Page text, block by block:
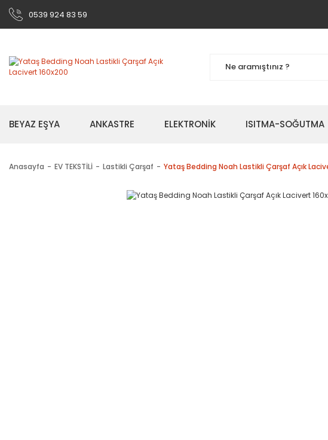
0539 924 83 59
BEYAZ EŞYA ANKASTRE ELEKTRONİK ISITMA-SOĞUTMA
Anasayfa EV TEKSTİLİ Lastikli Çarşaf Yataş Bedding Noah Lastikli Çarşaf Açık